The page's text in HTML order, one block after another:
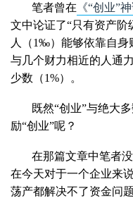
笔者曾在 《“创业”
文中论证了“只有资产阶
人（1‰）能够依靠自身
与几个财力相近的人通
少数（1%）。
既然“创业”与绝大
励“创业”呢？
在那篇文章中笔者
在今天对于一个企业来
荡产都解决不了资金问